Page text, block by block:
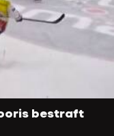
bestraft